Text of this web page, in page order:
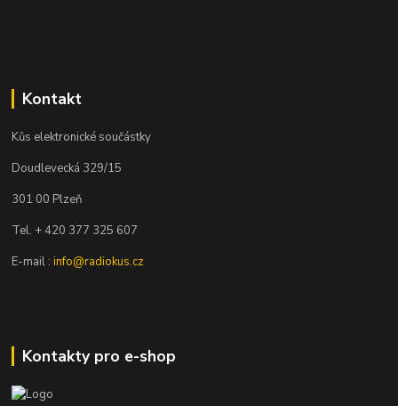
Kontakt
Kůs elektronické součástky
Doudlevecká 329/15
301 00 Plzeň
Tel. + 420 377 325 607
E-mail :info@radiokus.cz
Kontakty pro e-shop